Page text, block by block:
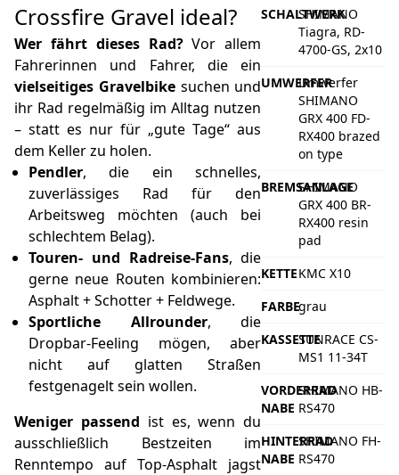
Crossfire Gravel ideal?
Wer fährt dieses Rad?Vor allem
Fahrerinnen und Fahrer, die ein
vielseitiges Gravelbikesuchen und
ihr Rad regelmäßig im Alltag nutzen
– statt es nur für „gute Tage“ aus
dem Keller zu holen.
Pendler, die ein schnelles,
zuverlässiges Rad für den
Arbeitsweg möchten (auch bei
schlechtem Belag).
Touren- und Radreise-Fans, die
gerne neue Routen kombinieren:
Asphalt + Schotter + Feldwege.
Sportliche Allrounder, die
Dropbar-Feeling mögen, aber
nicht auf glatten Straßen
festgenagelt sein wollen.
Weniger passend ist es, wenn du
ausschließlich Bestzeiten im
Renntempo auf Top-Asphalt jagst
SCHALTWERK
SHIMANO
Tiagra, RD-
4700-GS, 2x10
UMWERFER
Umwerfer
SHIMANO
GRX 400 FD-
RX400 brazed
on type
BREMSANLAGE
SHIMANO
GRX 400 BR-
RX400 resin
pad
KETTEKMC X10
FARBEgrau
KASSETTESUNRACE CS-
MS1 11-34T
VORDERRAD
NABE
SHIMANO HB-
RS470
HINTERRAD
NABE
SHIMANO FH-
RS470